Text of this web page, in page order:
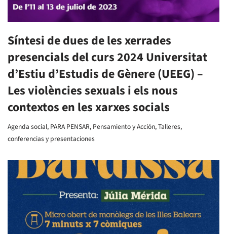
Síntesi de dues de les xerrades
presencials del curs 2024 Universitat
d’Estiu d’Estudis de Gènere (UEEG) –
Les violències sexuals i els nous
contextos en les xarxes socials
Agenda social, PARA PENSAR, Pensamiento y Acción,Talleres,
conferencias y presentaciones